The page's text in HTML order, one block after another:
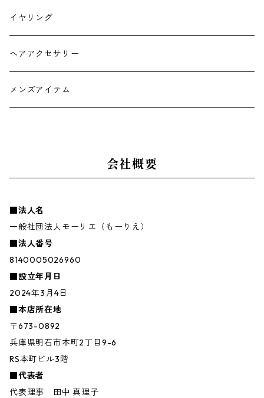
チョーカー
イヤリング
ヘアアクセサリー
メンズアイテム
会社概要
■法人名
一般社団法人モーリエ（もーりえ）
■法人番号
8140005026960
■設立年月日
2024年3月4日
■本店所在地
〒673-0892
兵庫県明石市本町2丁目9-6
RS本町ビル3階
■代表者
代表理事 田中 真理子